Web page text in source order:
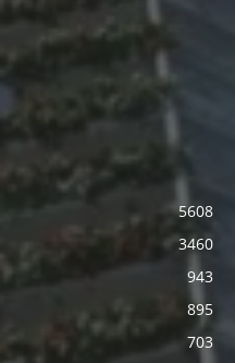
5608
3460
943
895
703